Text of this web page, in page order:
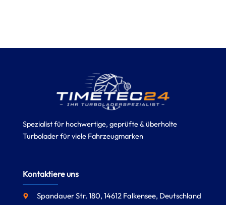
Spezialist für hochwertige, geprüfte & überholte
Turbolader für viele Fahrzeugmarken
Kontaktiere uns
Spandauer Str. 180, 14612 Falkensee, Deutschland